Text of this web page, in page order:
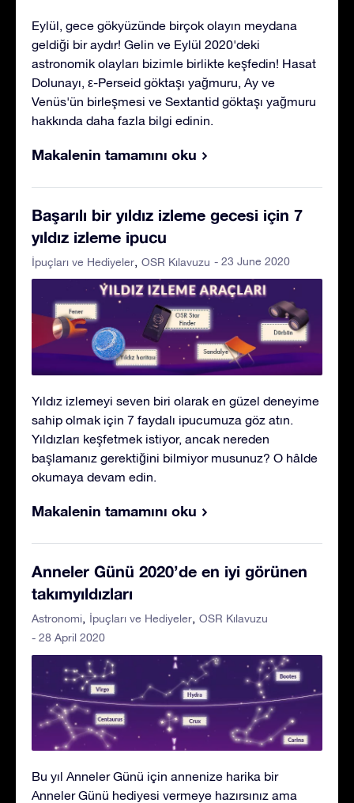
Eylül, gece gökyüzünde birçok olayın meydana
geldiği bir aydır! Gelin ve Eylül 2020'deki
astronomik olayları bizimle birlikte keşfedin! Hasat
Dolunayı, ε-Perseid göktaşı yağmuru, Ay ve
Venüs'ün birleşmesi ve Sextantid göktaşı yağmuru
hakkında daha fazla bilgi edinin.
Makalenin tamamını oku
Başarılı bir yıldız izleme gecesi için 7
yıldız izleme ipucu
İpuçları ve Hediyeler OSR Kılavuzu - 23 June 2020
Yıldız izlemeyi seven biri olarak en güzel deneyime
sahip olmak için 7 faydalı ipucumuza göz atın.
Yıldızları keşfetmek istiyor, ancak nereden
başlamanız gerektiğini bilmiyor musunuz? O hâlde
okumaya devam edin.
Makalenin tamamını oku
Anneler Günü 2020’de en iyi görünen
takımyıldızları
Astronomi İpuçları ve Hediyeler OSR Kılavuzu
- 28 April 2020
Bu yıl Anneler Günü için annenize harika bir
Anneler Günü hediyesi vermeye hazırsınız ama